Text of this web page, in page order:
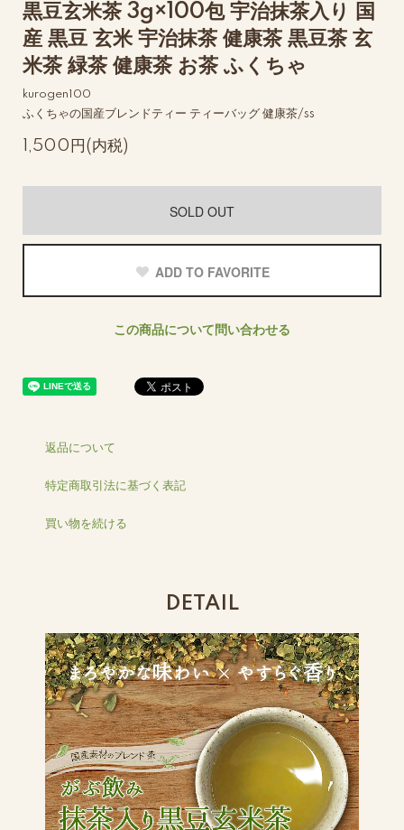
黒豆玄米茶 3g×100包 宇治抹茶入り 国
産 黒豆 玄米 宇治抹茶 健康茶 黒豆茶 玄
米茶 緑茶 健康茶 お茶 ふくちゃ
kurogen100
ふくちゃの国産ブレンドティー ティーバッグ 健康茶/ss
1,500円(内税)
SOLD OUT
ADD TO FAVORITE
この商品について問い合わせる
返品について
特定商取引法に基づく表記
買い物を続ける
DETAIL